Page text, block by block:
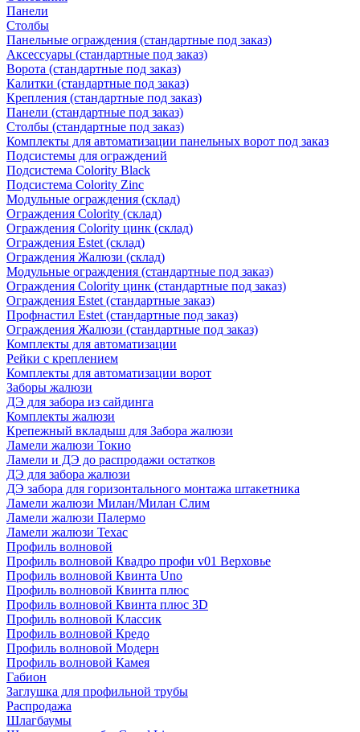
Панели
Столбы
Панельные ограждения (стандартные под заказ)
Аксессуары (стандартные под заказ)
Ворота (стандартные под заказ)
Калитки (стандартные под заказ)
Крепления (стандартные под заказ)
Панели (стандартные под заказ)
Столбы (стандартные под заказ)
Комплекты для автоматизации панельных ворот под заказ
Подсистемы для ограждений
Подсистема Colority Black
Подсистема Colority Zinc
Модульные ограждения (склад)
Ограждения Colority (склад)
Ограждения Colority цинк (склад)
Ограждения Estet (склад)
Ограждения Жалюзи (склад)
Модульные ограждения (стандартные под заказ)
Ограждения Colority цинк (стандартные под заказ)
Ограждения Estet (стандартные заказ)
Профнастил Estet (стандартные под заказ)
Ограждения Жалюзи (стандартные под заказ)
Комплекты для автоматизации
Рейки с креплением
Комплекты для автоматизации ворот
Заборы жалюзи
ДЭ для забора из сайдинга
Комплекты жалюзи
Крепежный вкладыш для Забора жалюзи
Ламели жалюзи Токио
Ламели и ДЭ до распродажи остатков
ДЭ для забора жалюзи
ДЭ забора для горизонтального монтажа штакетника
Ламели жалюзи Милан/Милан Слим
Ламели жалюзи Палермо
Ламели жалюзи Техас
Профиль волновой
Профиль волновой Квадро профи v01 Верховье
Профиль волновой Квинта Uno
Профиль волновой Квинта плюс
Профиль волновой Квинта плюс 3D
Профиль волновой Классик
Профиль волновой Кредо
Профиль волновой Модерн
Профиль волновой Камея
Габион
Заглушка для профильной трубы
Распродажа
Шлагбаумы